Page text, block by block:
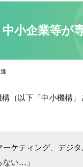
中小企業等が
（以下「中小機構
ケティング、デジ
ない…」